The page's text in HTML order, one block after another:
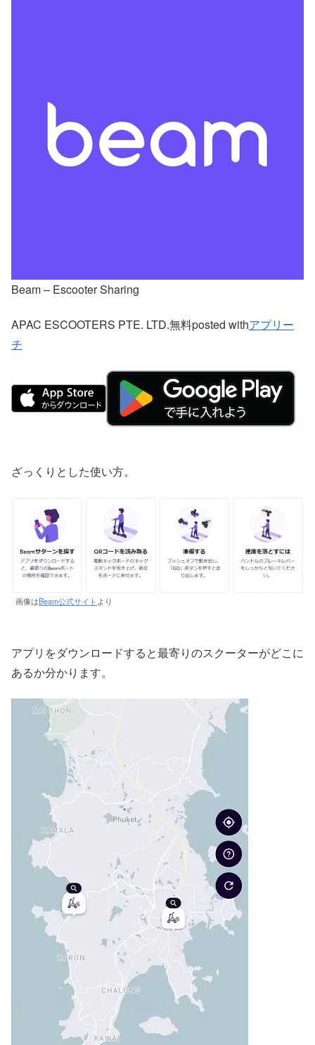
Beam – Escooter Sharing
APAC ESCOOTERS PTE. LTD.無料posted withアプリー
チ
ざっくりとした使い方。
画像はBeam公式サイト より
アプリをダウンロードすると最寄りのスクーターがどこに
あるか分かります。